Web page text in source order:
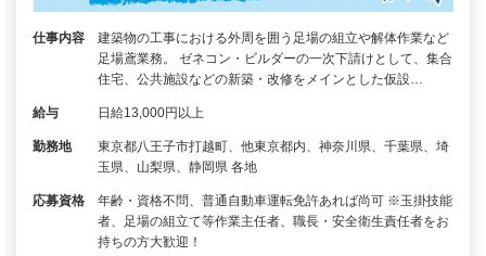
仕事内容
建築物の工事における外周を囲う足場の組立や解体作業など
足場鳶業務。 ゼネコン・ビルダーの一次下請けとして、集合
住宅、公共施設などの新築・改修をメインとした仮設…
給与 日給13,000円以上
勤務地
東京都八王子市打越町、他東京都内、神奈川県、千葉県、埼
玉県、山梨県、静岡県 各地
応募資格
年齢・資格不問、普通自動車運転免許あれば尚可 ※玉掛技能
者、足場の組立て等作業主任者、職長・安全衛生責任者をお
持ちの方大歓迎！